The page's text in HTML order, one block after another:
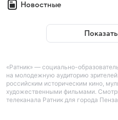
Новостные
«Ратник» — социально-
на молодежную аудиторию
российским историческим кино,
художественными фильмами.
телеканала Ратник для города